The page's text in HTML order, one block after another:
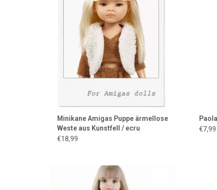
ZUM WARENKORB HINZUFÜGEN
Minikane Amigas Puppe ärmellose
Weste aus Kunstfell / ecru
€18,99
€7,99
Latzhosen für deine Amigas-Puppe
ZUM WARENKORB HINZUFÜGEN